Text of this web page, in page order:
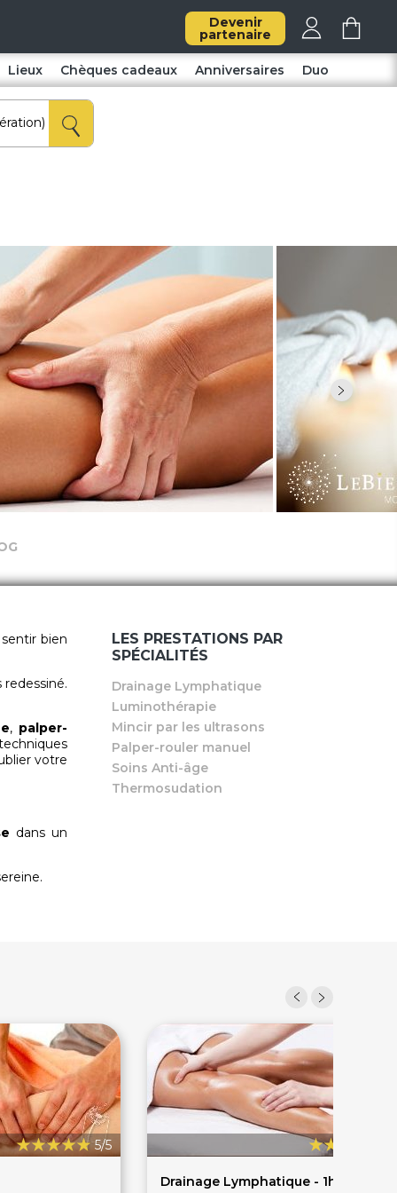
Devenir
partenaire
Lieux Chèques cadeaux Anniversaires Duo
bien
, palper-
votre
dans un
LES PRESTATIONS PAR
SPÉCIALITÉS
Drainage Lymphatique
Luminothérapie
Mincir par les ultrasons
Palper-rouler manuel
Soins Anti-âge
Thermosudation
5/5
Drainage Lymphatique - 1h